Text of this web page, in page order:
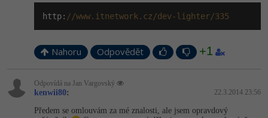
Kurzy e-commerce
Testování softwaru
Kurzy designu
Příběhy absolventů
http: //www.itnetwork.cz/dev-lighter/335
Nahoru Odpovědět +1
Odpovídá na Jan Vargovský
kenwii80: 22.3.2014 23:56
Předem se omlouvám za mé znalosti, ale jsem opravdový